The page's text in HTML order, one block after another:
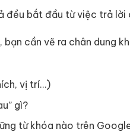
đều bắt đầu từ việc trả lời
cần vẽ ra chân dung
vị trí…)
gì?
từ khóa nào trên